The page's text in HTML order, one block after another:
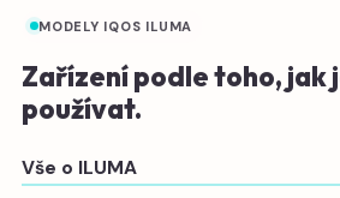
MODELY IQOS ILUMA
Zařízení podle toho, jak
používat.
Vše o ILUMA